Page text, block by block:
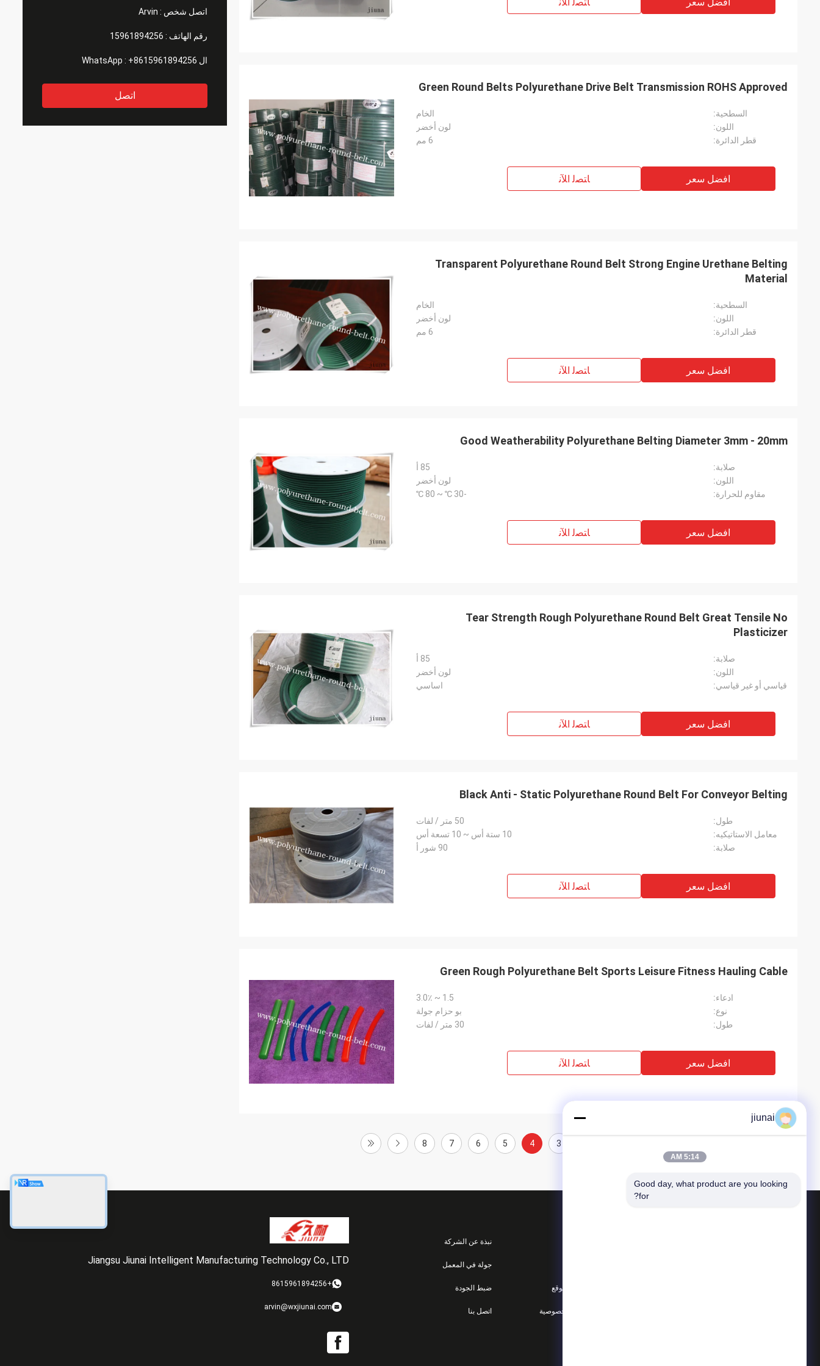
اتصل شخص : Arvin
رقم الهاتف : 15961894256
ال WhatsApp : +8615961894256
اتصل
Green Round Belts Polyurethane Drive Belt Transmission ROHS Approved
السطحية:
الخام
اللون:
لون أخضر
قطر الدائرة:
6 مم
افضل سعر ﺎﺘﺼﻟ ﺍﻶﻧ
Transparent Polyurethane Round Belt Strong Engine Urethane Belting
Material
السطحية:
الخام
اللون:
لون أخضر
قطر الدائرة:
6 مم
افضل سعر ﺎﺘﺼﻟ ﺍﻶﻧ
Good Weatherability Polyurethane Belting Diameter 3mm - 20mm
صلابة:
85 أ
اللون:
لون أخضر
مقاوم للحرارة:
-30 ℃ ~ 80 ℃
افضل سعر ﺎﺘﺼﻟ ﺍﻶﻧ
Tear Strength Rough Polyurethane Round Belt Great Tensile No
Plasticizer
صلابة:
85 أ
اللون:
لون أخضر
قياسي أو غير قياسي:
اساسي
افضل سعر ﺎﺘﺼﻟ ﺍﻶﻧ
Black Anti - Static Polyurethane Round Belt For Conveyor Belting
طول:
50 متر / لفات
معامل الاستاتيكيه:
10 ستة أس ~ 10 تسعة أس
صلابة:
90 شور أ
افضل سعر ﺎﺘﺼﻟ ﺍﻶﻧ
Green Rough Polyurethane Belt Sports Leisure Fitness Hauling Cable
ادعاء:
1.5 ~ 3.0٪
نوع:
بو حزام جولة
طول:
30 متر / لفات
افضل سعر ﺎﺘﺼﻟ ﺍﻶﻧ
3
4
5
6
7
8
Jiangsu Jiunai Intelligent Manufacturing Technology Co., LTD
+8615961894256
arvin@wxjiunai.com
نبذة عن الشركة
جولة في المعمل
ضبط الجودة
اتصل بنا
خريطة الموقع
سياسة الخصوصية
jiunai
5:14 AM
Good day, what product are you looking
for?